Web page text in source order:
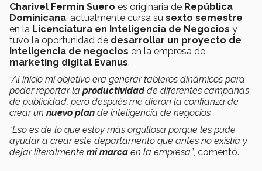
Charivel Fermín Suero es originaria de República
Dominicana , actualmente cursa su sexto semestre
en la Licenciatura en Inteligencia de Negocios y
tuvo la oportunidad de desarrollar un proyecto de
inteligencia de negocios en la empresa de
marketing digital Evanus.
“Al inicio mi objetivo era generar tableros dinámicos para
poder reportar la productividadde diferentes campañas
de publicidad, pero después me dieron la confianza de
crear un nuevo plan de inteligencia de negocios.
“Eso es de lo que estoy más orgullosa porque les pude
ayudar a crear este departamento que antes no existía y
dejar literalmente mi marca en la empresa”, comentó.